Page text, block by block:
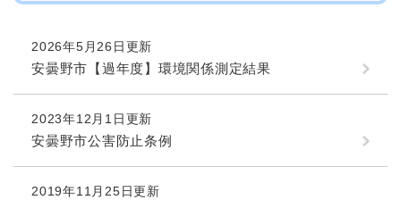
2026年5月26日更新
安曇野市【過年度】環境関係測定結果
2023年12月1日更新
安曇野市公害防止条例
2019年11月25日更新